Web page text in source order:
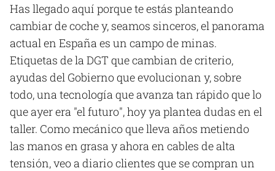
Has llegado aquí porque te estás planteando
cambiar de coche y, seamos sinceros, el panorama
actual en España es un campo de minas.
Etiquetas de la DGT que cambian de criterio,
ayudas del Gobierno que evolucionan y, sobre
todo, una tecnología que avanza tan rápido que lo
que ayer era "el futuro", hoy ya plantea dudas en el
taller. Como mecánico que lleva años metiendo
las manos en grasa y ahora en cables de alta
tensión, veo a diario clientes que se compran un